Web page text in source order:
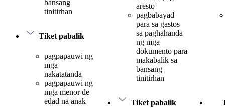
bansang
tinitirhan
Tiket pabalik
pagpapauwi ng
mga
nakatatanda
pagpapauwi ng
mga menor de
edad na anak
aresto
pagbabayad
para sa gastos
sa paghahanda
ng mga
dokumento para
makabalik sa
bansang
tinitirhan
Tiket pabalik